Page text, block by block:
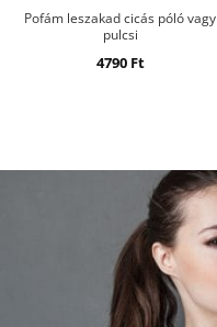
Pofám leszakad cicás póló vagy
pulcsi
4790 Ft